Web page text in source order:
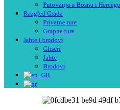
Putovanja u Bosnu i
Razgled Grada
Privatne ture
Grupne ture
Jahte i brodovi
Gliseri
Jahte
Brodovi